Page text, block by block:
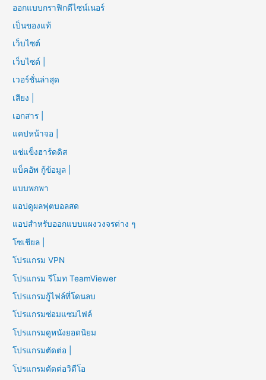
ออกแบบกราฟิกดีไซน์เนอร์
เป็นของแท้
เว็บไซต์
เว็บไซต์ |
เวอร์ชั่นล่าสุด
เสียง |
เอกสาร |
แคปหน้าจอ |
แช่แข็งฮาร์ดดิส
แบ็คอัพ กู้ข้อมูล |
แบบพกพา
แอปดูผลฟุตบอลสด
แอปสำหรับออกแบบแผงวงจรต่าง ๆ
โซเชียล |
โปรแกรม VPN
โปรแกรม รีโมท TeamViewer
โปรแกรมกู้ไฟล์ที่โดนลบ
โปรแกรมซ่อมแซมไฟล์
โปรแกรมดูหนังยอดนิยม
โปรแกรมตัดต่อ |
โปรแกรมตัดต่อวิดีโอ